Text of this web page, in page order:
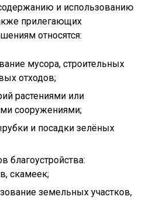
и использованию
прилегающих
относятся:
мусора, строительных
отходов;
растениями или
сооружениями;
и посадки зелёных
благоустройства:
скамеек;
земельных участков,